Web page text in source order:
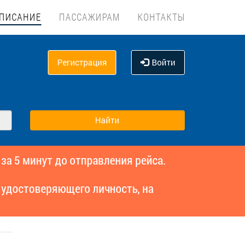
ПАССАЖИРАМ КОНТАКТЫ
Регистрация Войти
5 минут до отправления рейса.
личность, на